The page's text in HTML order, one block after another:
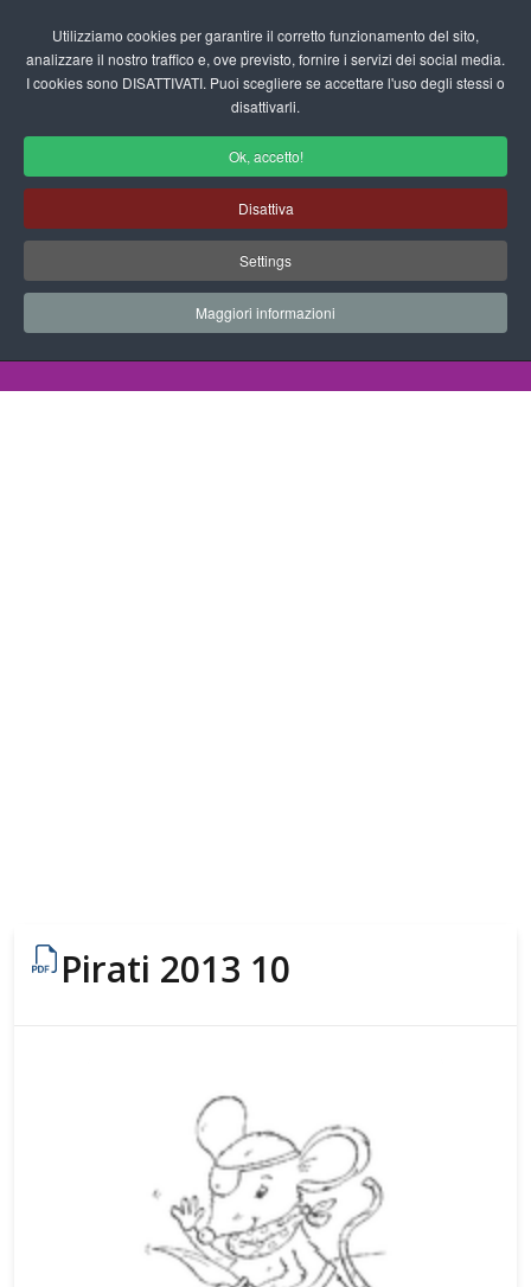
Utilizziamo cookies per garantire il corretto funzionamento del sito,
analizzare il nostro traffico e, ove previsto, fornire i servizi dei social media.
I cookies sono DISATTIVATI. Puoi scegliere se accettare l'uso degli stessi o
disattivarli.
Ok, accetto!
Disattiva
Settings
Maggiori informazioni
fas
Disegni da Colorare Pirati
Progetti Didattici, Disegni, Schede
Didattiche e tanto altro ancora.
Disegni da Colorare
Pirati 2013 10